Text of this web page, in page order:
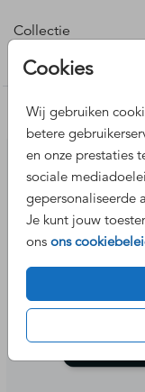
Cookies
Wij gebruiken
betere
en onze prestaties
sociale
gepersonaliseerde
Je kunt jouw
ons ons
Collectie
Geboortekaartje
Nog meer